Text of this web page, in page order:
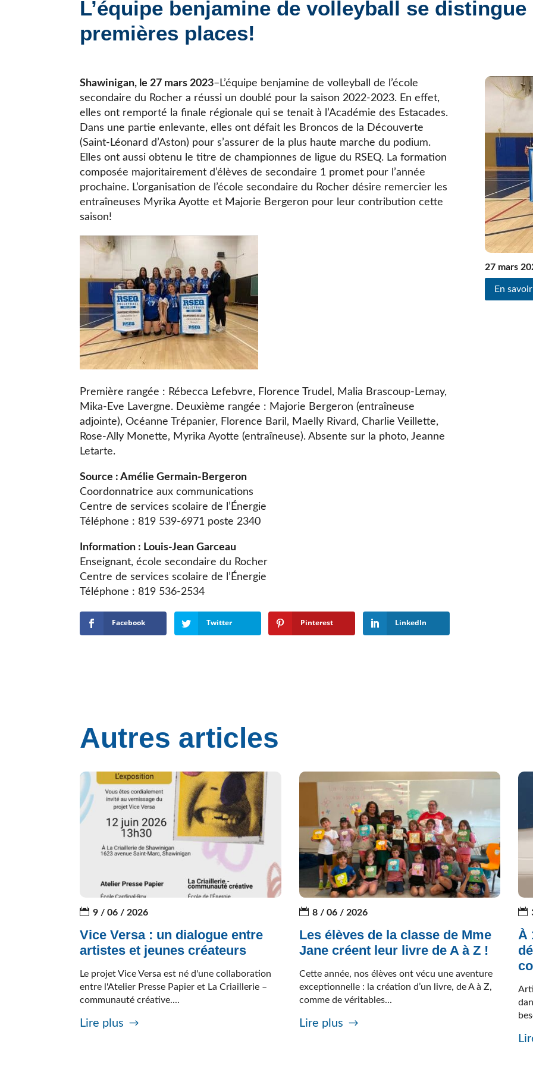
JE CHERCHE UNE ÉCOLE
Plaintes et protecteur de l’élève
Coffre à outils
École ouverte
Enseignement à la maison
Intégration linguistique, scolaire et sociale
Parents trucs pédagos et technos
Programme de formation de l’école québécoise
Élèves internationaux
École forestière de la Tuque
L’équipe benjamine de volleyball se
premières places!
Shawinigan, le 27 mars 2023–L’équipe benjamine de volleyball de l’école
secondaire du Rocher a réussi un doublé pour la saison 2022-2023. En effet,
elles ont remporté la finale régionale qui se tenait à l’Académie des Estacades.
Dans une partie enlevante, elles ont défait les Broncos de la Découverte
(Saint-Léonard d’Aston) pour s’assurer de la plus haute marche du podium.
Elles ont aussi obtenu le titre de championnes de ligue du RSEQ. La formation
composée majoritairement d’élèves de secondaire 1 promet pour l’année
prochaine. L’organisation de l’école secondaire du Rocher désire remercier les
entraîneuses Myrika Ayotte et Majorie Bergeron pour leur contribution cette
saison!
Première rangée : Rébecca Lefebvre, Florence Trudel, Malia Brascoup-Lemay,
Mika-Eve Lavergne. Deuxième rangée : Majorie Bergeron (entraîneuse
adjointe), Océanne Trépanier, Florence Baril, Maelly Rivard, Charlie Veillette,
Rose-Ally Monette, Myrika Ayotte (entraîneuse). Absente sur la photo, Jeanne
Letarte.
Source : Amélie Germain-Bergeron
Coordonnatrice aux communications
Centre de services scolaire de l’Énergie
Téléphone : 819 539-6971 poste 2340
Information : Louis-Jean Garceau
Enseignant, école secondaire du Rocher
Centre de services scolaire de l’Énergie
Téléphone : 819 536-2534
Facebook Twitter Pinterest LinkedIn
27 mars
En
Autres articles
9 / 06 / 2026
Vice Versa : un dialogue entre
artistes et jeunes créateurs
Le projet Vice Versa est né d'une collaboration
entre l'Atelier Presse Papier et La Criaillerie –
communauté créative....
Lire plus
8 / 06 / 2026
Les élèves de la classe de Mme
Jane créent leur livre de A à Z !
Cette année, nos élèves ont vécu une aventure
exceptionnelle : la création d’un livre, de A à Z,
comme de véritables...
Lire plus
À